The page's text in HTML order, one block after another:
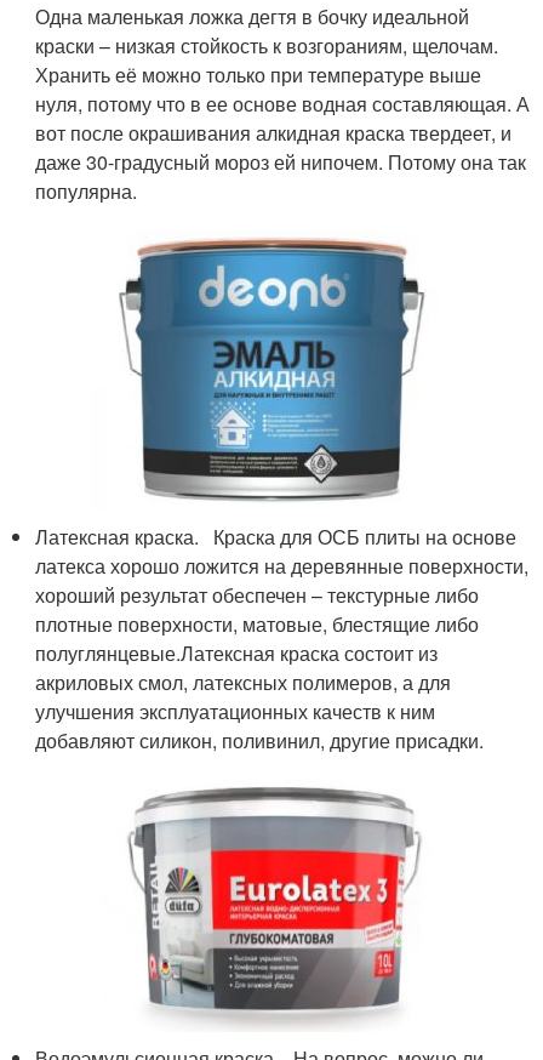
Одна маленькая ложка дегтя в бочку идеальной
краски – низкая стойкость к возгораниям, щелочам.
Хранить её можно только при температуре выше
нуля, потому что в ее основе водная составляющая. А
вот после окрашивания алкидная краска твердеет, и
даже 30-градусный мороз ей нипочем. Потому она так
популярна.
Латексная краска. Краска для ОСБ плиты на основе
латекса хорошо ложится на деревянные поверхности,
хороший результат обеспечен – текстурные либо
плотные поверхности, матовые, блестящие либо
полуглянцевые.Латексная краска состоит из
акриловых смол, латексных полимеров, а для
улучшения эксплуатационных качеств к ним
добавляют силикон, поливинил, другие присадки.